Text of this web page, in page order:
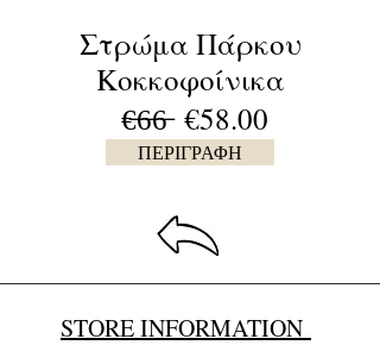
Στρώμα Πάρκου
Κοκκοφοίνικα
€̶6̶6̶ €58.00
ΠΕΡΙΓΡΑΦΗ
STORE INFORMATION